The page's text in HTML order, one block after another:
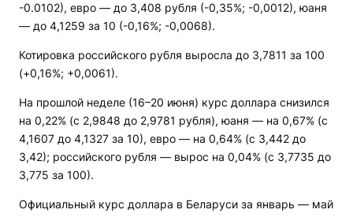
-0.0102), евро — до 3,408 рубля (-0,35%; -0,0012), юаня
— до 4,1259 за 10 (-0,16%; -0,0068).
Котировка российского рубля выросла до 3,7811 за 100
(+0,16%; +0,0061).
На прошлой неделе (16–20 июня) курс доллара снизился
на 0,22% (с 2,9848 до 2,9781 рубля), юаня — на 0,67% (с
4,1607 до 4,1327 за 10), евро — на 0,64% (с 3,442 до
3,42); российского рубля — вырос на 0,04% (с 3,7735 до
3,775 за 100).
Официальный курс доллара в Беларуси за январь — май